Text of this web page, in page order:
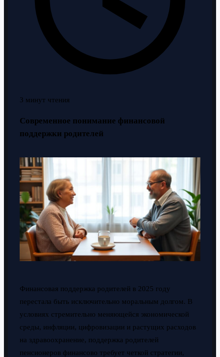
3 минут чтения
Современное понимание финансовой
поддержки родителей
Финансовая поддержка родителей в 2025 году
перестала быть исключительно моральным долгом. В
условиях стремительно меняющейся экономической
среды, инфляции, цифровизации и растущих расходов
на здравоохранение, поддержка родителей
пенсионеров финансово требует четкой стратегии,